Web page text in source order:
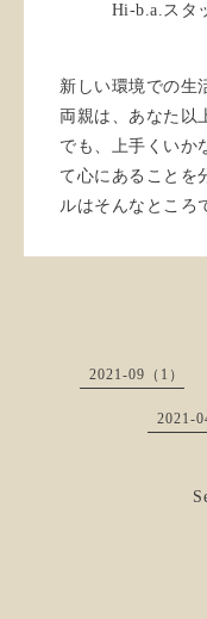
Hi-b.a.スタ
新しい環境での生
両親は、あなた以
でも、上手くいか
て心にあることを
ルはそんなところ
2021-09（1）
2021-